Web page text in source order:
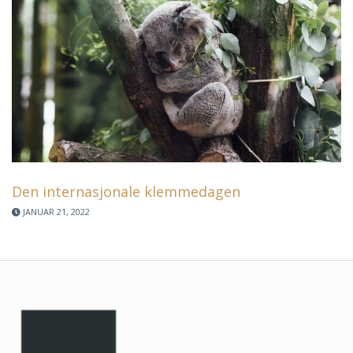
Den internasjonale klemmedagen
JANUAR 21, 2022